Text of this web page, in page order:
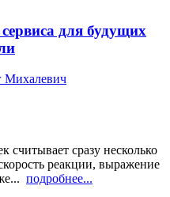
для будущих
Михалевич
считывает сразу несколько
реакции, выражение
подробнее...